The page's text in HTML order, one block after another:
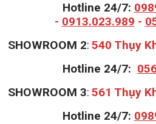
Hotline 24/7:
- 0913.023.989 -
SHOWROOM 2: 540 Thụy
Hotline 24/7:
SHOWROOM 3: 561 Thụy
Hotline 24/7: